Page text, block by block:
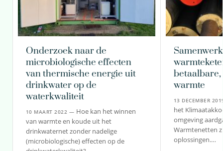
Onderzoek naar de
microbiologische effecten
van thermische energie uit
drinkwater op de
waterkwaliteit
10 MAART 2022 — Hoe kan het winnen
van warmte en koude uit het
drinkwaternet zonder nadelige
(microbiologische) effecten op de
warmte
13 DECEMBER
het
omgeving
Warmtenetten
oplossingen.…